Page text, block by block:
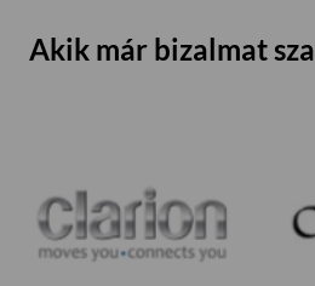
Akik már bizalmat